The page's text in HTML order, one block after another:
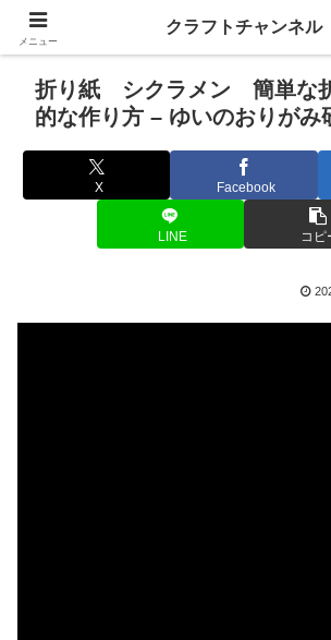
折り紙 シクラメン 簡単な
的な作り方 – ゆいのおりがみ
X Facebook
LINE コピ
メニュー
クラフトチャンネル